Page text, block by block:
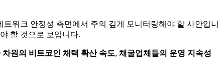
트워크 안정성 측면에서 주의 깊게 모니터링해야 할 사안입니
할 것으로 보입니다.
차원의 비트코인 채택 확산 속도, 채굴업체들의 운영 지속성